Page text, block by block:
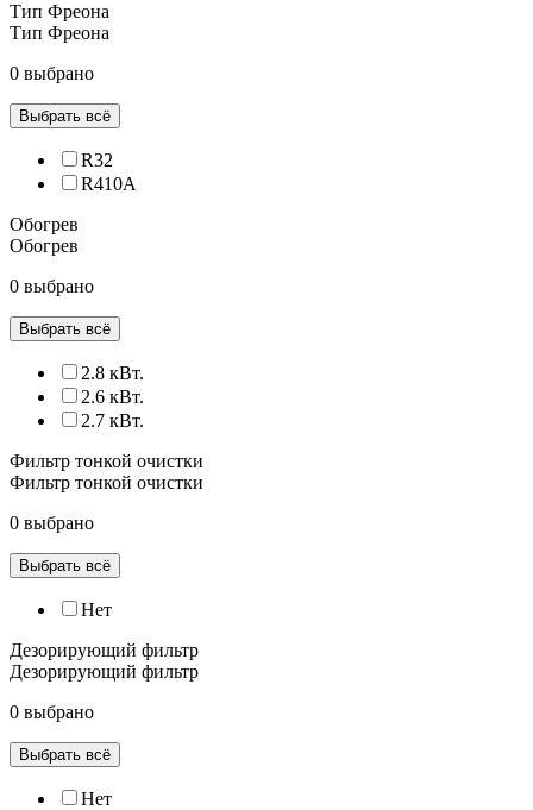
Тип Фреона
Тип Фреона
0 выбрано
Выбрать всё
R32
R410A
Обогрев
Обогрев
0 выбрано
Выбрать всё
2.8 кВт.
2.6 кВт.
2.7 кВт.
Фильтр тонкой очистки
Фильтр тонкой очистки
0 выбрано
Выбрать всё
Нет
Дезорирующий фильтр
Дезорирующий фильтр
0 выбрано
Выбрать всё
Нет